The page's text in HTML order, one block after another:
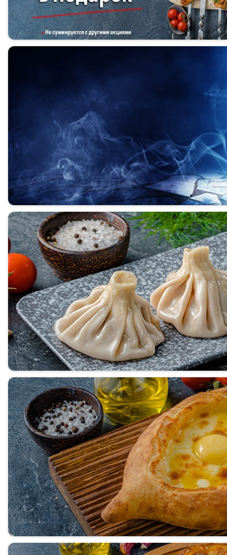
Завтраки
Детское меню
Римская пицца
Пицца
Поке